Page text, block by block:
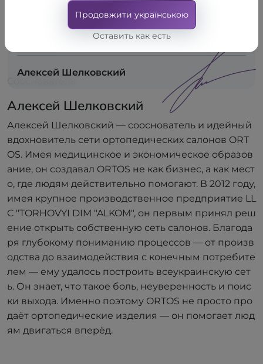
комплексно и начали представлять в наших салонах
европейские бренды, для которых качество — прежде всего.
Так состоялся наш переход от производителя к сервису. И,
кажется, это только начало.
Алексей Шелковский
Алексей Шелковский
Алексей Шелковский — сооснователь и идейный
вдохновитель сети ортопедических салонов ORT
OS. Имея медицинское и экономическое образов
ание, он создавал ORTOS не как бизнес, а как мест
о, где людям действительно помогают. В 2012 году,
имея крупное производственное предприятие LL
C "TORHOVYI DIM "ALKOM", он первым принял реш
ение открыть собственную сеть салонов. Благода
ря глубокому пониманию процессов — от произв
одства до взаимодействия с конечным потребите
лем — ему удалось построить всеукраинскую сет
ь. Он знает, что такое боль, неуверенность и поис
ки выхода. Именно поэтому ORTOS не просто про
даёт ортопедические изделия — он помогает люд
ям двигаться вперёд.
Продовжити українською
Оставить как есть